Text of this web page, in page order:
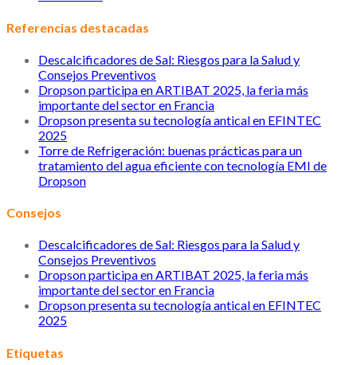
Referencias destacadas
Descalcificadores de Sal: Riesgos para la Salud y
Consejos Preventivos
Dropson participa en ARTIBAT 2025, la feria más
importante del sector en Francia
Dropson presenta su tecnología antical en EFINTEC
2025
Torre de Refrigeración: buenas prácticas para un
tratamiento del agua eficiente con tecnología EMI de
Dropson
Consejos
Descalcificadores de Sal: Riesgos para la Salud y
Consejos Preventivos
Dropson participa en ARTIBAT 2025, la feria más
importante del sector en Francia
Dropson presenta su tecnología antical en EFINTEC
2025
Etiquetas